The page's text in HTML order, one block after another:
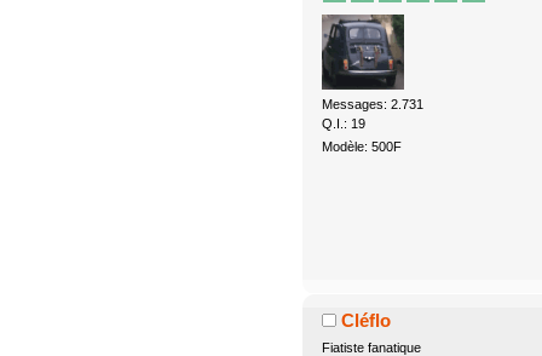
Messages: 2.731
Q.I.: 19
Modèle: 500F
Cléflo
Fiatiste fanatique